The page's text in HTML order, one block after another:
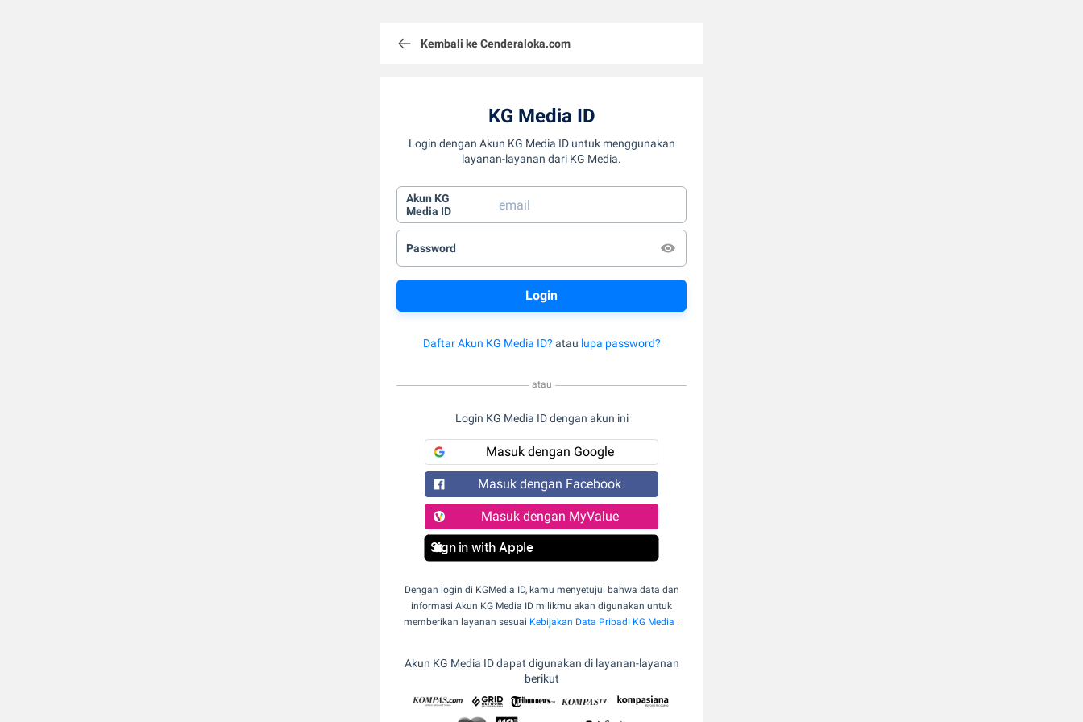
Kembali ke Cenderaloka.com
KG Media ID
Login dengan Akun KG Media ID untuk menggunakan
layanan-layanan dari KG Media.
Akun KG
Media ID
Password
Daftar Akun KG Media ID? atau lupa password?
atau
Login KG Media ID dengan akun ini
Masuk dengan Google
Masuk dengan Facebook
Masuk dengan MyValue
Sign in with Apple
Dengan login di KGMedia ID, kamu menyetujui bahwa data dan
informasi Akun KG Media ID milikmu akan digunakan untuk
memberikan layanan sesuai Kebijakan Data Pribadi KG Media .
Akun KG Media ID dapat digunakan di layanan-layanan
berikut